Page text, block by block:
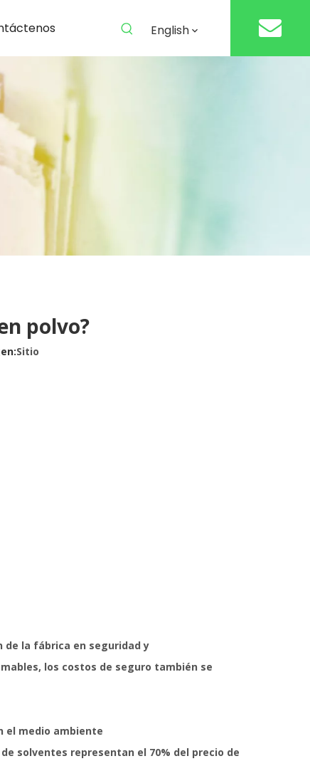
English
polvo?
Sitio
de la fábrica en seguridad y
los costos de seguro también se
el medio ambiente
solventes representan el 70% del precio de